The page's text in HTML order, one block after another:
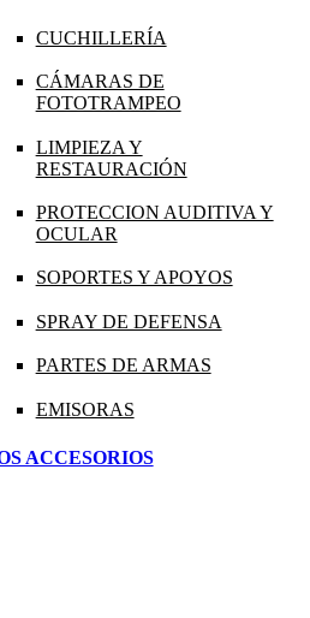
CUCHILLERÍA
CÁMARAS DE
FOTOTRAMPEO
LIMPIEZA Y
RESTAURACIÓN
PROTECCION AUDITIVA Y
OCULAR
SOPORTES Y APOYOS
SPRAY DE DEFENSA
PARTES DE ARMAS
EMISORAS
ACCESORIOS